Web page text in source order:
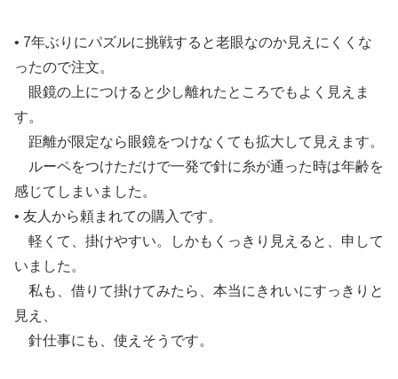
• 7年ぶりにパズルに挑戦すると老眼なのか見えにくくな
ったので注文。
眼鏡の上につけると少し離れたところでもよく見えま
す。
距離が限定なら眼鏡をつけなくても拡大して見えます。
ルーペをつけただけで一発で針に糸が通った時は年齢を
感じてしまいました。
• 友人から頼まれての購入です。
軽くて、掛けやすい。しかもくっきり見えると、申して
いました。
私も、借りて掛けてみたら、本当にきれいにすっきりと
見え、
針仕事にも、使えそうです。